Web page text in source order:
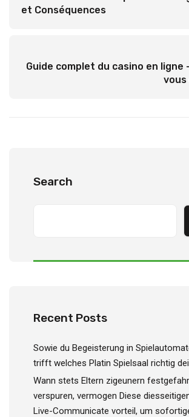
et Conséquences
Guide complet du casino en ligne
vous
Search
Recent Posts
Sowie du Begeisterung in
trifft welches Platin Spielsaal richtig
Wann stets Eltern zigeunern
verspuren, vermogen Diese
Live-Communicate vorteil, um